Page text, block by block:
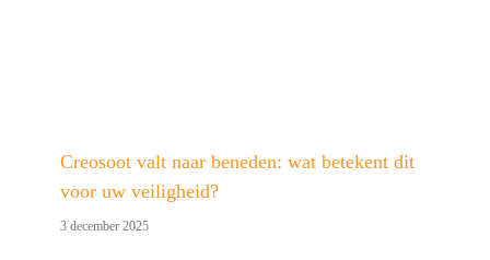
Creosoot valt naar beneden: wat betekent dit
voor uw veiligheid?
3 december 2025